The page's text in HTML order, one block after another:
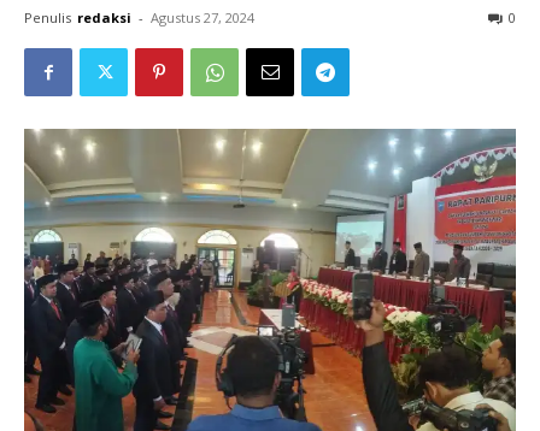
Penulis redaksi - Agustus 27, 2024 0